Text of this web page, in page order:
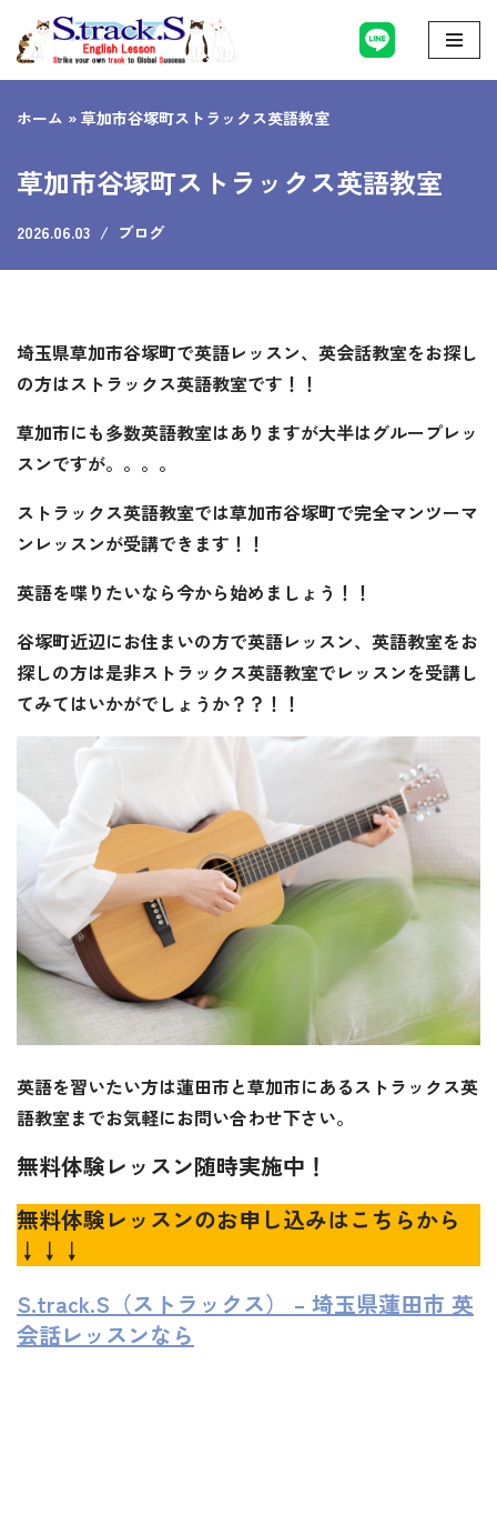
コ
テ
ツ
プ
ホーム » 草加市谷塚町ストラックス英語教室
草加市谷塚町ストラックス英語教室
2026.06.03 ブログ
埼玉県草加市谷塚町で英語レッスン、英会話教室をお探し
の方はストラックス英語教室です！！
草加市にも多数英語教室はありますが大半はグループレッ
スンですが。。。。
ストラックス英語教室では草加市谷塚町で完全マンツーマ
ンレッスンが受講できます！！
英語を喋りたいなら今から始めましょう！！
谷塚町近辺にお住まいの方で英語レッスン、英語教室をお
探しの方は是非ストラックス英語教室でレッスンを受講し
てみてはいかがでしょうか？？！！
英語を習いたい方は蓮田市と草加市にあるストラックス英
語教室までお気軽にお問い合わせ下さい。
無料体験レッスン随時実施中！
無料体験レッスンのお申し込みはこちらから
↓↓↓
S.track.S（ストラックス） – 埼玉県蓮田市 英
会話レッスンなら